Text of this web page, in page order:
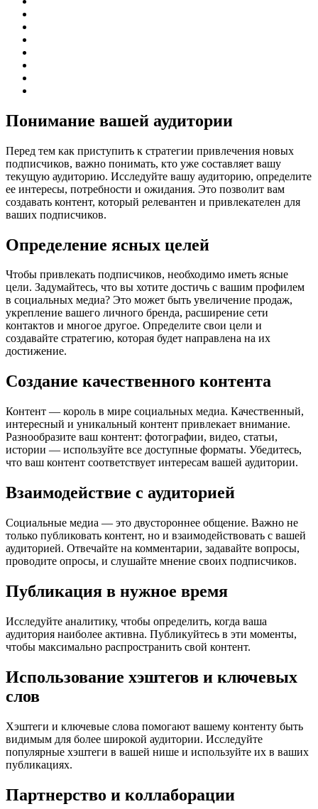
Понимание вашей аудитории
Перед тем как приступить к стратегии привлечения новых
подписчиков, важно понимать, кто уже составляет вашу
текущую аудиторию. Исследуйте вашу аудиторию, определите
ее интересы, потребности и ожидания. Это позволит вам
создавать контент, который релевантен и привлекателен для
ваших подписчиков.
Определение ясных целей
Чтобы привлекать подписчиков, необходимо иметь ясные
цели. Задумайтесь, что вы хотите достичь с вашим профилем
в социальных медиа? Это может быть увеличение продаж,
укрепление вашего личного бренда, расширение сети
контактов и многое другое. Определите свои цели и
создавайте стратегию, которая будет направлена на их
достижение.
Создание качественного контента
Контент — король в мире социальных медиа. Качественный,
интересный и уникальный контент привлекает внимание.
Разнообразите ваш контент: фотографии, видео, статьи,
истории — используйте все доступные форматы. Убедитесь,
что ваш контент соответствует интересам вашей аудитории.
Взаимодействие с аудиторией
Социальные медиа — это двустороннее общение. Важно не
только публиковать контент, но и взаимодействовать с вашей
аудиторией. Отвечайте на комментарии, задавайте вопросы,
проводите опросы, и слушайте мнение своих подписчиков.
Публикация в нужное время
Исследуйте аналитику, чтобы определить, когда ваша
аудитория наиболее активна. Публикуйтесь в эти моменты,
чтобы максимально распространить свой контент.
Использование хэштегов и ключевых
слов
Хэштеги и ключевые слова помогают вашему контенту быть
видимым для более широкой аудитории. Исследуйте
популярные хэштеги в вашей нише и используйте их в ваших
публикациях.
Партнерство и коллаборации